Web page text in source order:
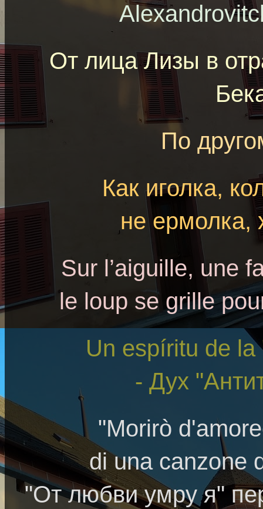
От лица Лизы в
По
Как иголка,
не ермолка,
Sur l’aiguille, une
le loup se grille
Un espíritu de
- Дух
"Morirò
di una canzone
"От любви умру я"